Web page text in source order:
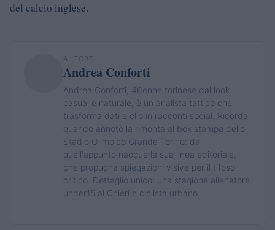
del calcio inglese.
AUTORE
Andrea Conforti
Andrea Conforti, 46enne torinese dal look
casual e naturale, è un analista tattico che
trasforma dati e clip in racconti social. Ricorda
quando annotò la rimonta al box stampa dello
Stadio Olimpico Grande Torino: da
quell'appunto nacque la sua linea editoriale,
che propugna spiegazioni visive per il tifoso
critico. Dettaglio unico: una stagione allenatore
under15 al Chieri e ciclista urbano.